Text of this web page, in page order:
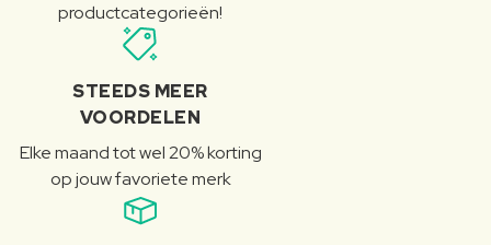
productcategorieën!
STEEDS MEER
VOORDELEN
Elke maand tot wel 20% korting
op jouw favoriete merk